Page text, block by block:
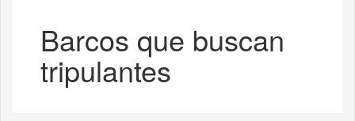
Barcos que buscan
tripulantes